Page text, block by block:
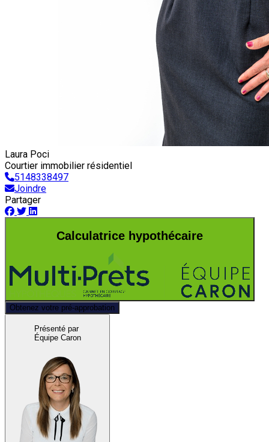
Laura Poci
Courtier immobilier résidentiel
5148338497
Joindre
Partager
Calculatrice hypothécaire
Obtenez votre pré-approbation
Présenté par
Équipe Caron